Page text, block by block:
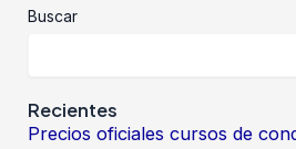
Buscar
Recientes
Precios oficiales cursos de